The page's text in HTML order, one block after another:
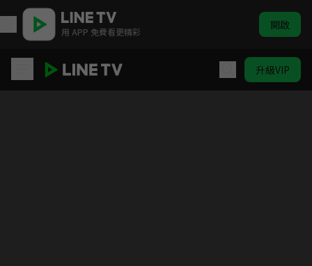
用 APP 免費看更精彩 開啟
升級VIP